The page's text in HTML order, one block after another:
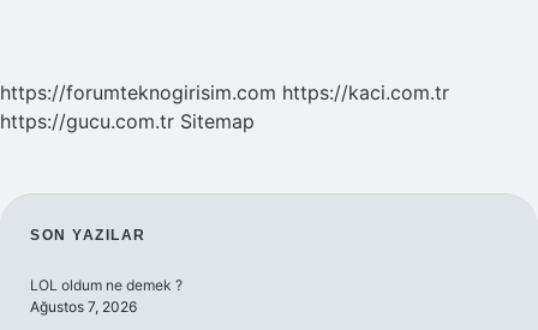
https://forumteknogirisim.com https://kaci.com.tr
https://gucu.com.tr Sitemap
SIDEBAR
SON YAZILAR
LOL oldum ne demek ?
Ağustos 7, 2026